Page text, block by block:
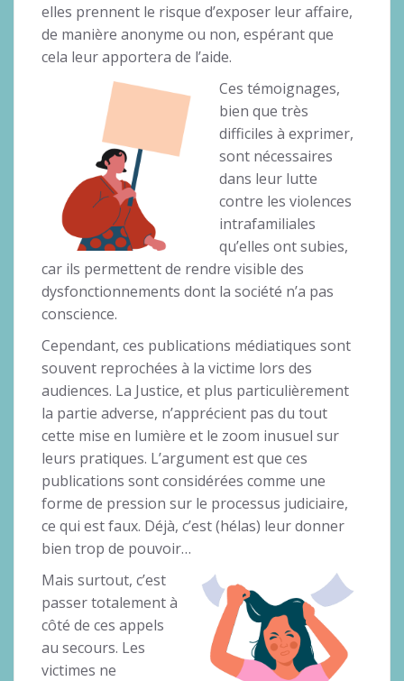
elles prennent le risque d’exposer leur affaire,
de manière anonyme ou non, espérant que
cela leur apportera de l’aide.
Ces témoignages,
bien que très
difficiles à exprimer,
sont nécessaires
dans leur lutte
contre les violences
intrafamiliales
qu’elles ont subies,
car ils permettent de rendre visible des
dysfonctionnements dont la société n’a pas
conscience.
Cependant, ces publications médiatiques sont
souvent reprochées à la victime lors des
audiences. La Justice, et plus particulièrement
la partie adverse, n’apprécient pas du tout
cette mise en lumière et le zoom inusuel sur
leurs pratiques. L’argument est que ces
publications sont considérées comme une
forme de pression sur le processus judiciaire,
ce qui est faux. Déjà, c’est (hélas) leur donner
bien trop de pouvoir…
Mais surtout, c’est
passer totalement à
côté de ces appels
au secours. Les
victimes ne